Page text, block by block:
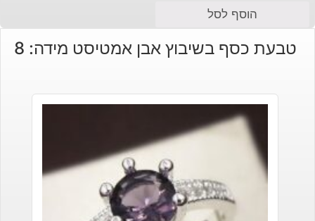
הוסף לסל
טבעת כסף בשיבוץ אבן אמטיסט מידה: 8